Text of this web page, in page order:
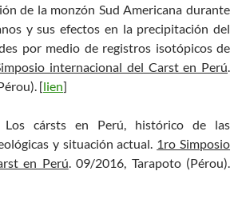
de la monzón Sud Americana durante
y sus efectos en la precipitación del
por medio de registros isotópicos de
internacional del Carst en Perú.
[lien]
Los cársts en Perú, histórico de las
y situación actual. 1ro Simposio
en Perú. 09/2016, Tarapoto (Pérou).